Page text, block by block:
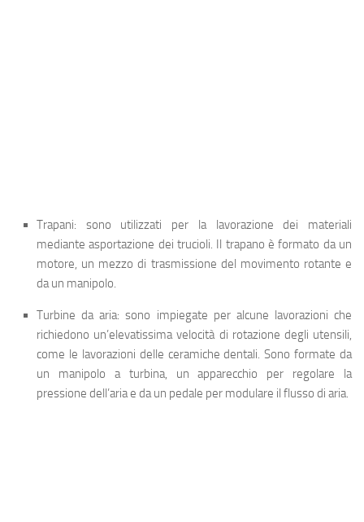
Trapani: sono utilizzati per la lavorazione dei materiali
mediante asportazione dei trucioli. Il trapano è formato da un
motore, un mezzo di trasmissione del movimento rotante e
da un manipolo.
Turbine da aria: sono impiegate per alcune lavorazioni che
richiedono un’elevatissima velocità di rotazione degli utensili,
come le lavorazioni delle ceramiche dentali. Sono formate da
un manipolo a turbina, un apparecchio per regolare la
pressione dell’aria e da un pedale per modulare il flusso di aria.